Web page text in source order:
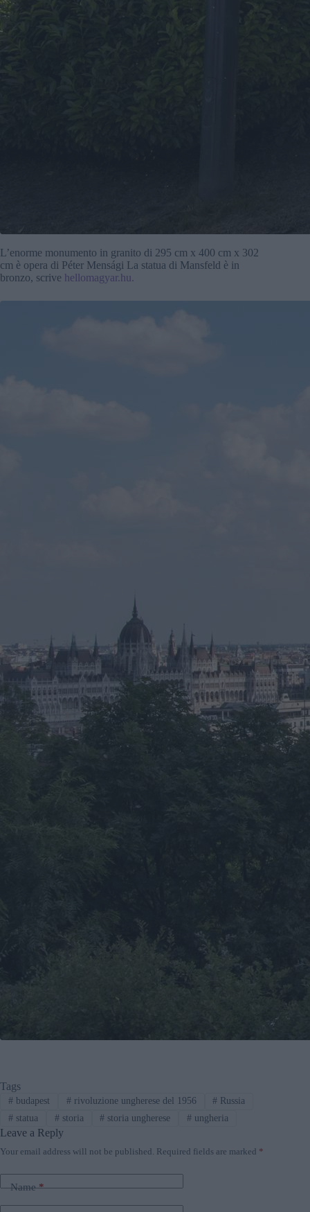
L’enorme monumento in granito di 295 cm x 400 cm x 302
cm è opera di Péter Mensági La statua di Mansfeld è in
bronzo, scrive hellomagyar.hu.
Tags
#budapest #rivoluzione ungherese del 1956 # Russia
#statua #storia # storia ungherese # ungheria
Leave a Reply
Your email address will not be published. Required fields are marked *
Name*